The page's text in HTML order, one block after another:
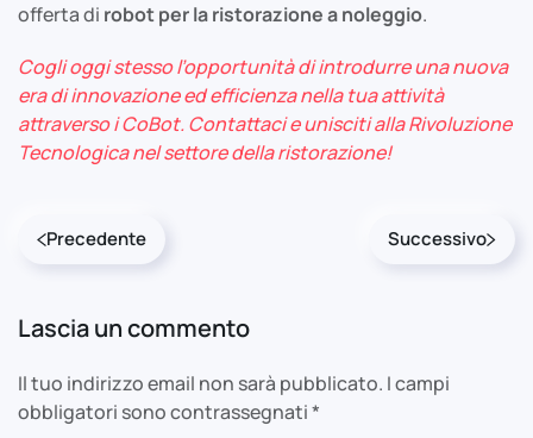
offerta di robot per la ristorazione a noleggio.
Cogli oggi stesso l’opportunità di introdurre una nuova
era di innovazione ed efficienza nella tua attività
attraverso i CoBot. Contattaci e unisciti alla Rivoluzione
Tecnologica nel settore della ristorazione!
Precedente Successivo
Lascia un commento
Il tuo indirizzo email non sarà pubblicato. I campi
obbligatori sono contrassegnati*